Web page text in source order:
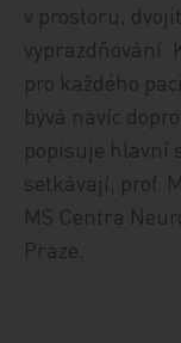
v prostoru,
vyprazdňování.
pro každého
bývá navíc
popisuje hlavní
setkávají, prof.
MS Centra
Praze.